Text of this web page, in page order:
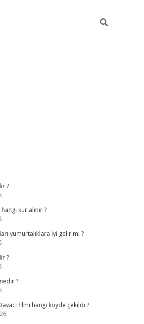
?
kur alınır ?
yumurtalıklara iyi gelir mi ?
?
?
filmi hangi köyde çekildi ?